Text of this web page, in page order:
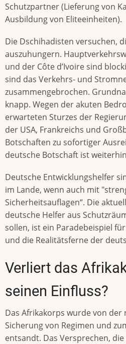
Schutzpartner (Lieferung von
Ausbildung von Eliteeinheiten).
Die Dschihadisten versuchen,
auszuhungern.
und der Côte d’Ivoire sind
sind das Verkehrs- und
zusammengebrochen.
knapp. Wegen der akuten
erwarteten Sturzes der
der USA, Frankreichs und
Botschaften zu sofortiger
deutsche Botschaft ist
Deutsche Entwicklungshelfer
im Lande, wenn auch mit
Sicherheitsauflagen“. Die
deutsche Helfer aus
sollen, ist ein Paradebeispiel
und die Realitätsferne der
Verliert das
seinen Einfluss?
Das Afrikakorps wurde von der
Sicherung von Regimen und
entsandt. Das Versprechen,